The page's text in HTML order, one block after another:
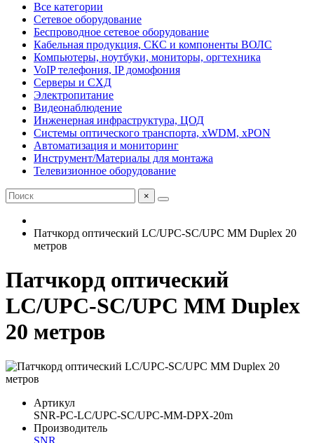
Все категории
Сетевое оборудование
Беспроводное сетевое оборудование
Кабельная продукция, СКС и компоненты ВОЛС
Компьютеры, ноутбуки, мониторы, оргтехника
VoIP телефония, IP домофония
Серверы и СХД
Электропитание
Видеонаблюдение
Инженерная инфраструктура, ЦОД
Системы оптического транспорта, xWDM, xPON
Автоматизация и мониторинг
Инструмент/Материалы для монтажа
Телевизионное оборудование
×
Патчкорд оптический LC/UPC-SC/UPC MM Duplex 20
метров
Патчкорд оптический
LC/UPC-SC/UPC MM Duplex
20 метров
Артикул
SNR-PC-LC/UPC-SC/UPC-MM-DPX-20m
Производитель
SNR